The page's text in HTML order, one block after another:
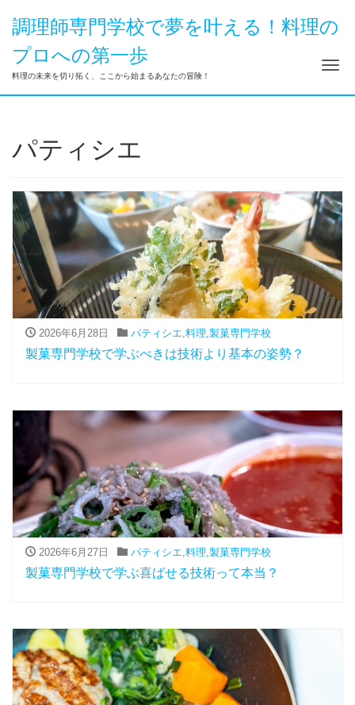
調理師専門学校で夢を叶える！料理の
プロへの第一歩
料理の未来を切り拓く、ここから始まるあなたの冒険！ ナ
パティシエ
2026年6月28日 パティシエ,料理,製菓専門学校
製菓専門学校で学ぶべきは技術より基本の姿勢？
2026年6月27日 パティシエ 料理 製菓専門学校
製菓専門学校で学ぶ喜ばせる技術って本当？